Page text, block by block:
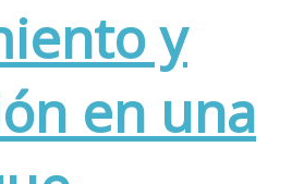
y
en una